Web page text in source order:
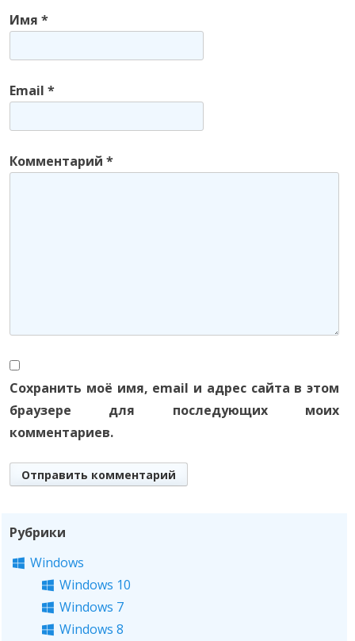
e
Имя *
Email *
Комментарий *
Сохранить моё имя, email и адрес сайта в этом
браузере для последующих моих
комментариев.
Рубрики
Windows
Windows 10
Windows 7
Windows 8